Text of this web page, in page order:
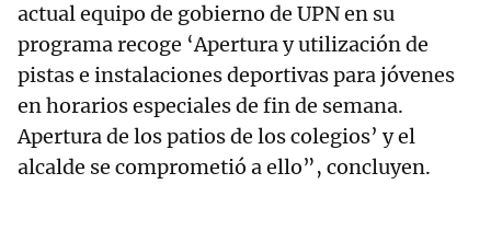
actual equipo de gobierno de UPN en su
programa recoge ‘Apertura y utilización de
pistas e instalaciones deportivas para jóvenes
en horarios especiales de fin de semana.
Apertura de los patios de los colegios’ y el
alcalde se comprometió a ello”, concluyen.